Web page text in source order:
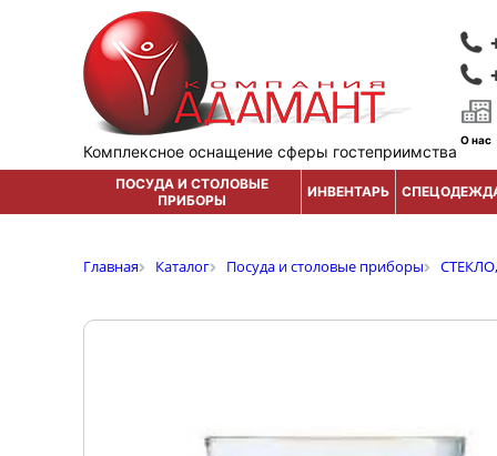
Комплексное оснащение сферы гостеприимства
О нас
ПОСУДА И СТОЛОВЫЕ
ПРИБОРЫ
ИНВЕНТАРЬ
Главная Каталог Посуда и столовые приборы